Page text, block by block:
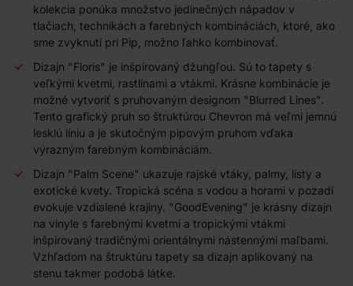
kolekcia ponúka množstvo jedinečných nápadov v
tlačiach , technikách a farebných kombináciách, ktoré, ako
sme zvyknutí pri Pip, možno ľahko kombinovať.
Dizajn "Floris" je inšpirovaný džungľou. Sú to tapety s
veľkými kvetmi, rastlinami a vtákmi. Krásne kombinácie je
možné vytvoriť s pruhovaným designom "Blurred Lines".
Tento grafický pruh so štruktúrou Chevron má veľmi jemnú
lesklú líniu a je skutočným pipovým pruhom vďaka
výrazným farebným kombináciám.
Dizajn "Palm Scene" ukazuje rajské vtáky, palmy, listy a
exotické kvety. Tropická scéna s vodou a horami v pozadí
evokuje vzdialené krajiny. "GoodEvening" je krásny dizajn
na vinyle s farebnými kvetmi a tropickými vtákmi
inšpirovaný tradičnými orientálnymi nástennými maľbami.
Vzhľadom na štruktúru tapety sa dizajn aplikovaný na
stenu takmer podobá látke.